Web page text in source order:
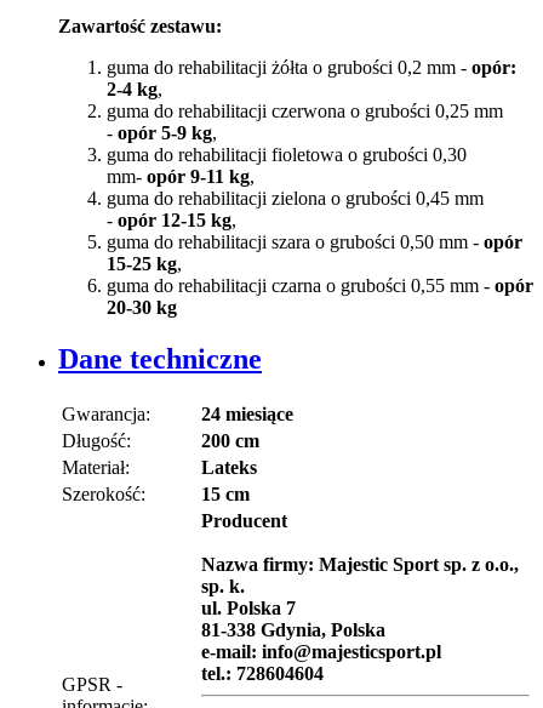
Zawartość zestawu:
guma do rehabilitacji żółta o grubości 0,2 mm - opór:
2-4 kg,
guma do rehabilitacji czerwona o grubości 0,25 mm
- opór 5-9 kg,
guma do rehabilitacji fioletowa o grubości 0,30
mm- opór 9-11 kg,
guma do rehabilitacji zielona o grubości 0,45 mm
- opór 12-15 kg,
guma do rehabilitacji szara o grubości 0,50 mm - opór
15-25 kg,
guma do rehabilitacji czarna o grubości 0,55 mm - opór
20-30 kg
Dane techniczne
Gwarancja:
24 miesiące
Długość:
200 cm
Materiał:
Lateks
Szerokość:
15 cm
GPSR -
Producent
Nazwa firmy: Majestic Sport sp. z o.o.,
sp. k.
ul. Polska 7
81-338 Gdynia, Polska
e-mail: info@majesticsport.pl
tel.: 728604604